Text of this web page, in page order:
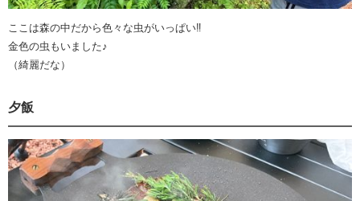
ここは森の中だから色々な虫がいっぱい‼️
金色の虫もいました♪
（綺麗だな）
夕飯